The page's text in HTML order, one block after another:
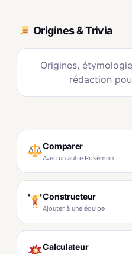
Origines & Trivia
Origines,
rédaction
Comparer
Avec un autre Pokémon
Constructeur
Ajouter à une équipe
Calculateur